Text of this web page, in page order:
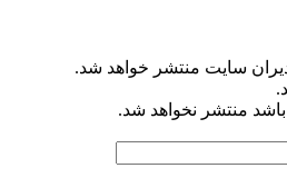
سایت منتشر خواهد شد.
منتشر نخواهد شد.